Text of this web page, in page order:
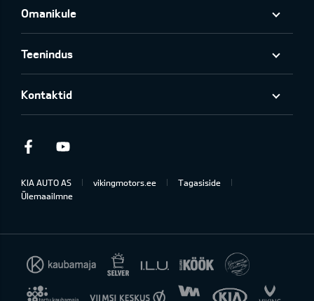
Omanikule
Teenindus
Kontaktid
Facebook
KIA AUTO AS vikingmotors.ee
Tagasiside
Ülemaailmne